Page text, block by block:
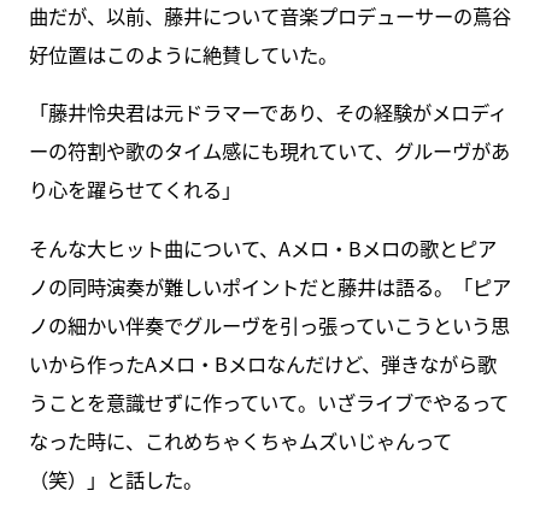
曲だが、以前、藤井について音楽プロデューサーの蔦谷
好位置はこのように絶賛していた。
「藤井怜央君は元ドラマーであり、その経験がメロディ
ーの符割や歌のタイム感にも現れていて、グルーヴがあ
り心を躍らせてくれる」
そんな大ヒット曲について、Aメロ・Bメロの歌とピア
ノの同時演奏が難しいポイントだと藤井は語る。「ピア
ノの細かい伴奏でグルーヴを引っ張っていこうという思
いから作ったAメロ・Bメロなんだけど、弾きながら歌
うことを意識せずに作っていて。いざライブでやるって
なった時に、これめちゃくちゃムズいじゃんって
（笑）」と話した。